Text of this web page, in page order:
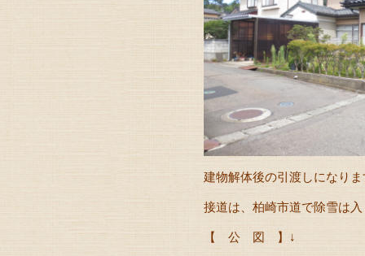
建物解体後の引渡しになり
接道は、柏崎市道で除雪は
【 公 図 】↓